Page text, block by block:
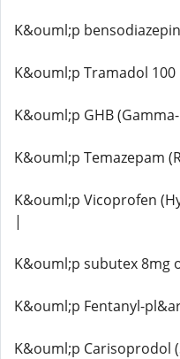
K&ouml;p
K&ouml;p Tramadol
K&ouml;p GHB
K&ouml;p Temazepam
K&ouml;p Vicoprofen
|
K&ouml;p subutex 8mg
K&ouml;p Fentanyl-
K&ouml;p Carisoprodol